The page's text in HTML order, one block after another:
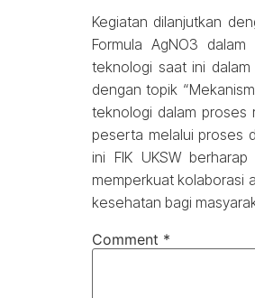
Kegiatan dilanjutkan
Formula AgNO3
teknologi saat ini dalam
dengan topik
teknologi dalam proses
peserta melalui proses
ini FIK UKSW
memperkuat kolaborasi
kesehatan bagi
Comment *